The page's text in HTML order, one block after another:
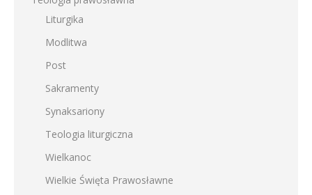
Liturgika
Modlitwa
Post
Sakramenty
Synaksariony
Teologia liturgiczna
Wielkanoc
Wielkie Święta Prawosławne